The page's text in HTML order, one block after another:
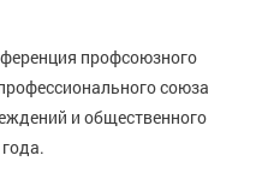
профсоюзного
союза
и общественного